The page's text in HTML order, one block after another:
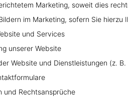
Marketing, soweit dies
im Marketing, sofern Sie hierzu
und Services
unserer Website
und Dienstleistungen (z. B.
Rechtsansprüche